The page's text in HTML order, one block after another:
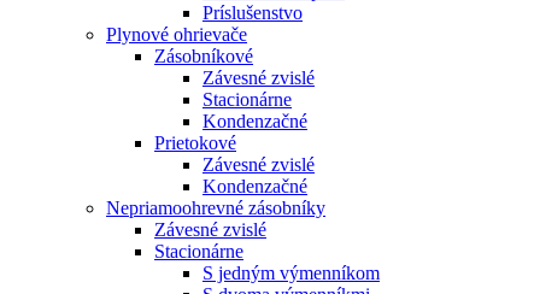
Príslušenstvo
Plynové ohrievače
Zásobníkové
Závesné zvislé
Stacionárne
Kondenzačné
Prietokové
Závesné zvislé
Kondenzačné
Nepriamoohrevné zásobníky
Závesné zvislé
Stacionárne
S jedným výmenníkom